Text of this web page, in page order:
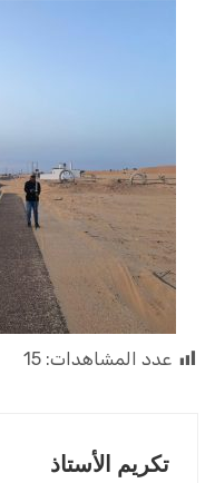
عدد المشاهدات: 15
تكريم الأستاذ